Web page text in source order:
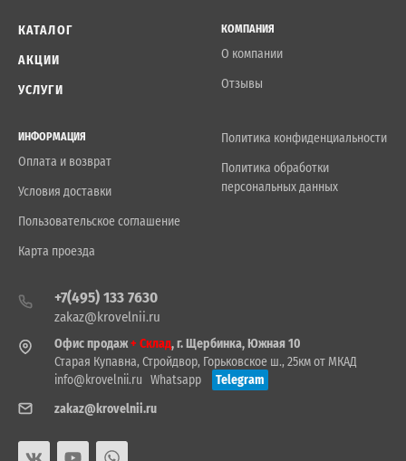
КАТАЛОГ
АКЦИИ
УСЛУГИ
КОМПАНИЯ
О компании
Отзывы
ИНФОРМАЦИЯ
Оплата и возврат
Условия доставки
Пользовательское соглашение
Карта проезда
Политика конфиденциальности
Политика обработки
персональных данных
+7(495) 133 7630
zakaz@krovelnii.ru
Офис продаж+ Склад, г. Щербинка, Южная 10
Старая Купавна, Стройдвор, Горьковское ш., 25км от МКАД
info@krovelnii.ru Whatsapp
Telegram
zakaz@krovelnii.ru